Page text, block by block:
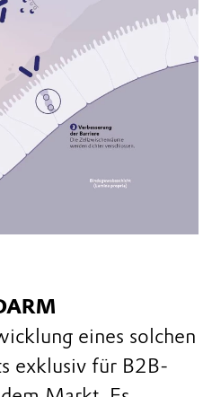
eines solchen
exklusiv für B2B-